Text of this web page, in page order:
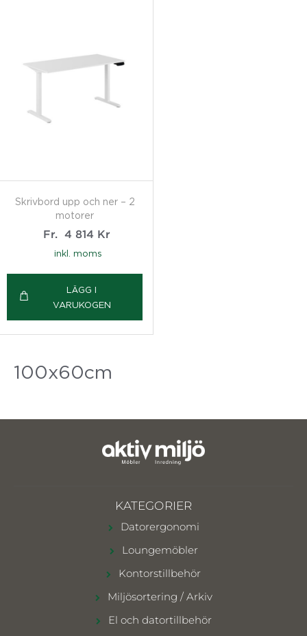
Skrivbord upp och ner – 2
motorer
Fr.
4 814 Kr
inkl. moms
LÄGG I
VARUKOGEN
100x60cm
KATEGORIER
Datorergonomi
Loungemöbler
Kontorstillbehör
Miljösortering / Arkiv
El och datortillbehör